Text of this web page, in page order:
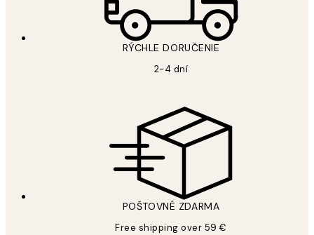
RÝCHLE DORUČENIE
2-4 dní
POŠTOVNÉ ZDARMA
Free shipping over 59 €